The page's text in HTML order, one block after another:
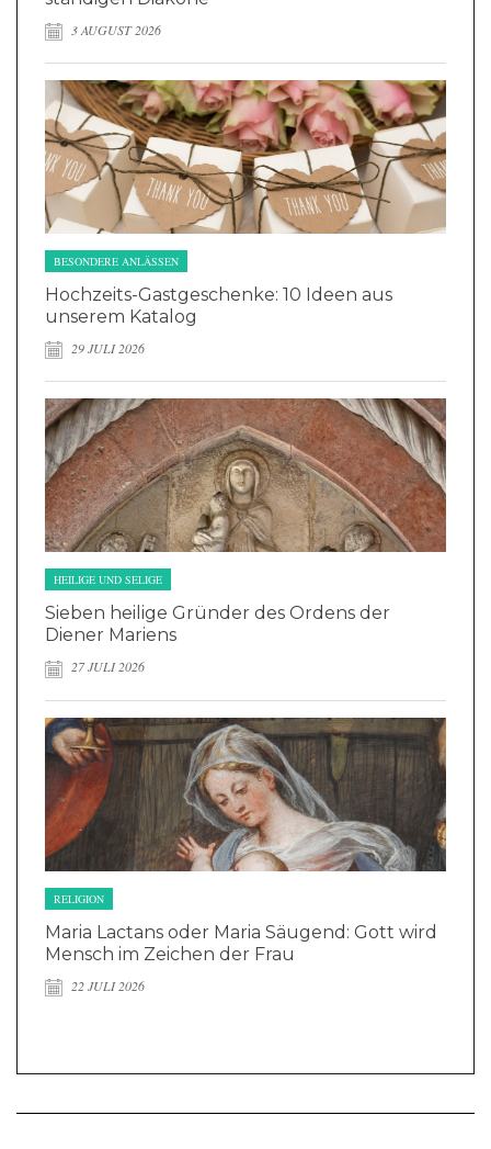
3 AUGUST 2026
BESONDERE ANLÄSSEN
Hochzeits-Gastgeschenke: 10 Ideen aus
unserem Katalog
29 JULI 2026
HEILIGE UND SELIGE
Sieben heilige Gründer des Ordens der
Diener Mariens
27 JULI 2026
RELIGION
Maria Lactans oder Maria Säugend: Gott wird
Mensch im Zeichen der Frau
22 JULI 2026